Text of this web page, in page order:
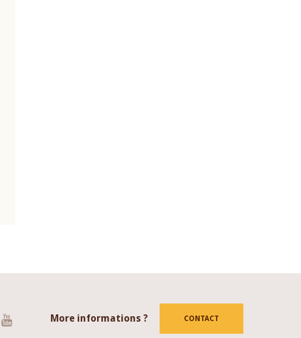
More informations ? CONTACT